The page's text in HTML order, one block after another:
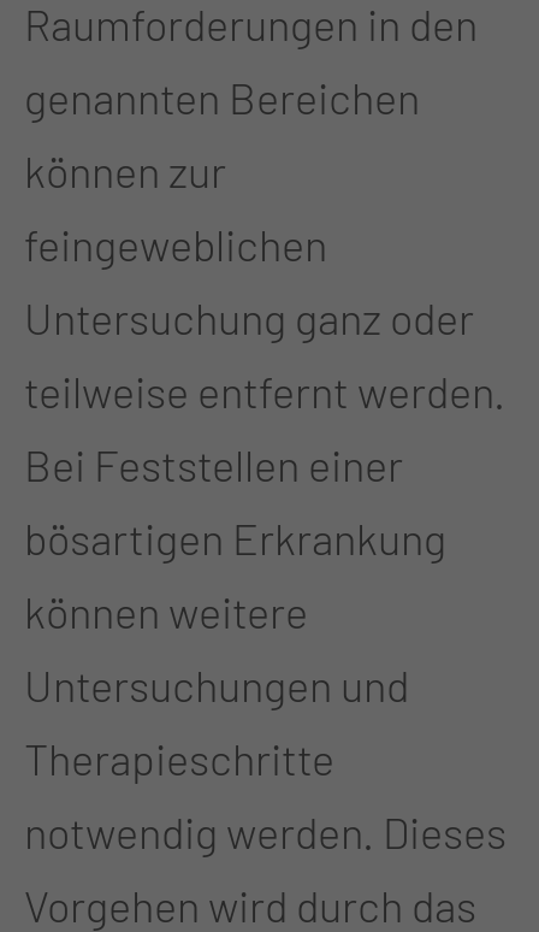
Raumforderungen in den
genannten Bereichen
können zur
feingeweblichen
Untersuchung ganz oder
teilweise entfernt werden.
Bei Feststellen einer
bösartigen Erkrankung
können weitere
Untersuchungen und
Therapieschritte
notwendig werden. Dieses
Vorgehen wird durch das